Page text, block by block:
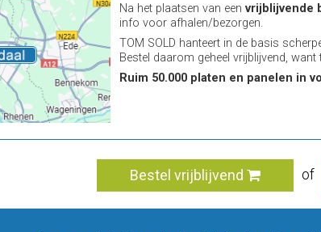
Na het plaatsen van eenvrijblijvende
info voor afhalen/bezorgen.
TOM SOLD hanteert in de basis
Bestel daarom geheel vrijblijvend,
Ruim 50.000 platen en panelen in
Bestel vrijblijvend of